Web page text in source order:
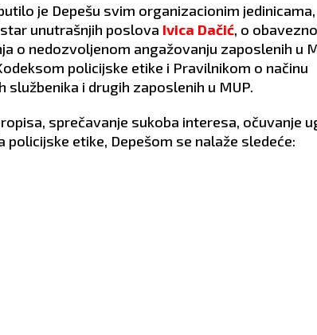
je Depešu svim organizacionim jedinicama,
unutrašnjih poslova Ivica Dačić, o
o nedozvoljenom angažovanju zaposlenih u
policijske etike i Pravilnikom o načinu
i drugih zaposlenih u MUP.
sprečavanje sukoba interesa, očuvanje
etike, Depešom se nalaže sledeće: